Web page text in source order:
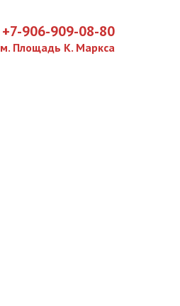
+7-906-909-08-80
м. Площадь К. Маркса